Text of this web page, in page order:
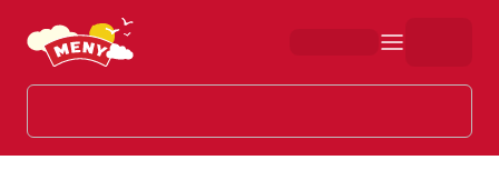
Hopp til hovedinnhold